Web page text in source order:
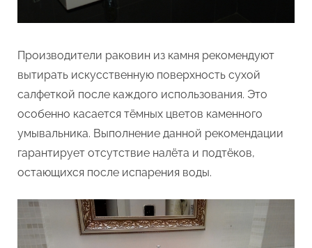
Производители раковин из камня рекомендуют
вытирать искусственную поверхность сухой
салфеткой после каждого использования. Это
особенно касается тёмных цветов каменного
умывальника. Выполнение данной рекомендации
гарантирует отсутствие налёта и подтёков,
остающихся после испарения воды.